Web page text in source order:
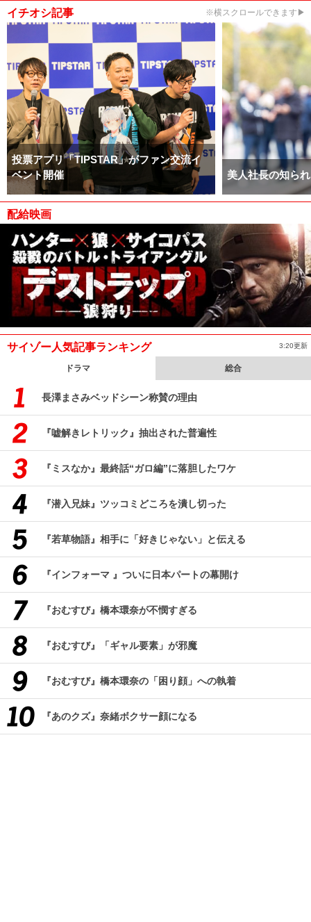
イチオシ記事 ※横スクロールできます▶
投票アプリ「TIPSTAR」がファン交流イ
ベント開催
美人社長の知ら
配給映画
サイゾー人気記事ランキング 3:20更新
ドラマ 総合
長澤まさみベッドシーン称賛の理由
『嘘解きレトリック』抽出された普遍性
『ミスなか』最終話“ガロ編”に落胆したワケ
『潜入兄妹』ツッコミどころを潰し切った
『若草物語』相手に「好きじゃない」と伝える
『インフォーマ 』ついに日本パートの幕開け
『おむすび』橋本環奈が不憫すぎる
『おむすび』「ギャル要素」が邪魔
『おむすび』橋本環奈の「困り顔」への執着
『あのクズ』奈緒ボクサー顔になる